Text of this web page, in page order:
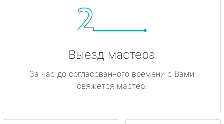
Выезд мастера
За час до согласованного времени с Вами
свяжется мастер.